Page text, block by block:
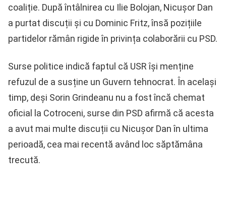
coaliție. După întâlnirea cu Ilie Bolojan, Nicușor Dan
a purtat discuții și cu Dominic Fritz, însă pozițiile
partidelor rămân rigide în privința colaborării cu PSD.
Surse politice indică faptul că USR își menține
refuzul de a susține un Guvern tehnocrat. În același
timp, deși Sorin Grindeanu nu a fost încă chemat
oficial la Cotroceni, surse din PSD afirmă că acesta
a avut mai multe discuții cu Nicușor Dan în ultima
perioadă, cea mai recentă având loc săptămâna
trecută.